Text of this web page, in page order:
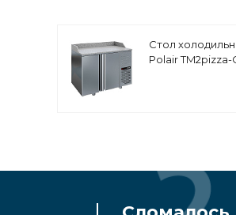
Стол
Polair TM2pizza-